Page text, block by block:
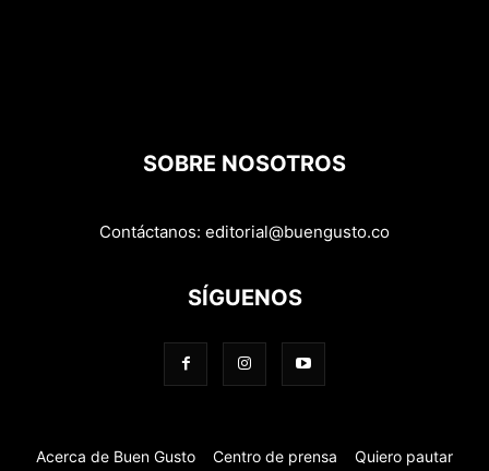
SOBRE NOSOTROS
Contáctanos: editorial@buengusto.co
SÍGUENOS
Acerca de Buen Gusto Centro de prensa Quiero pautar